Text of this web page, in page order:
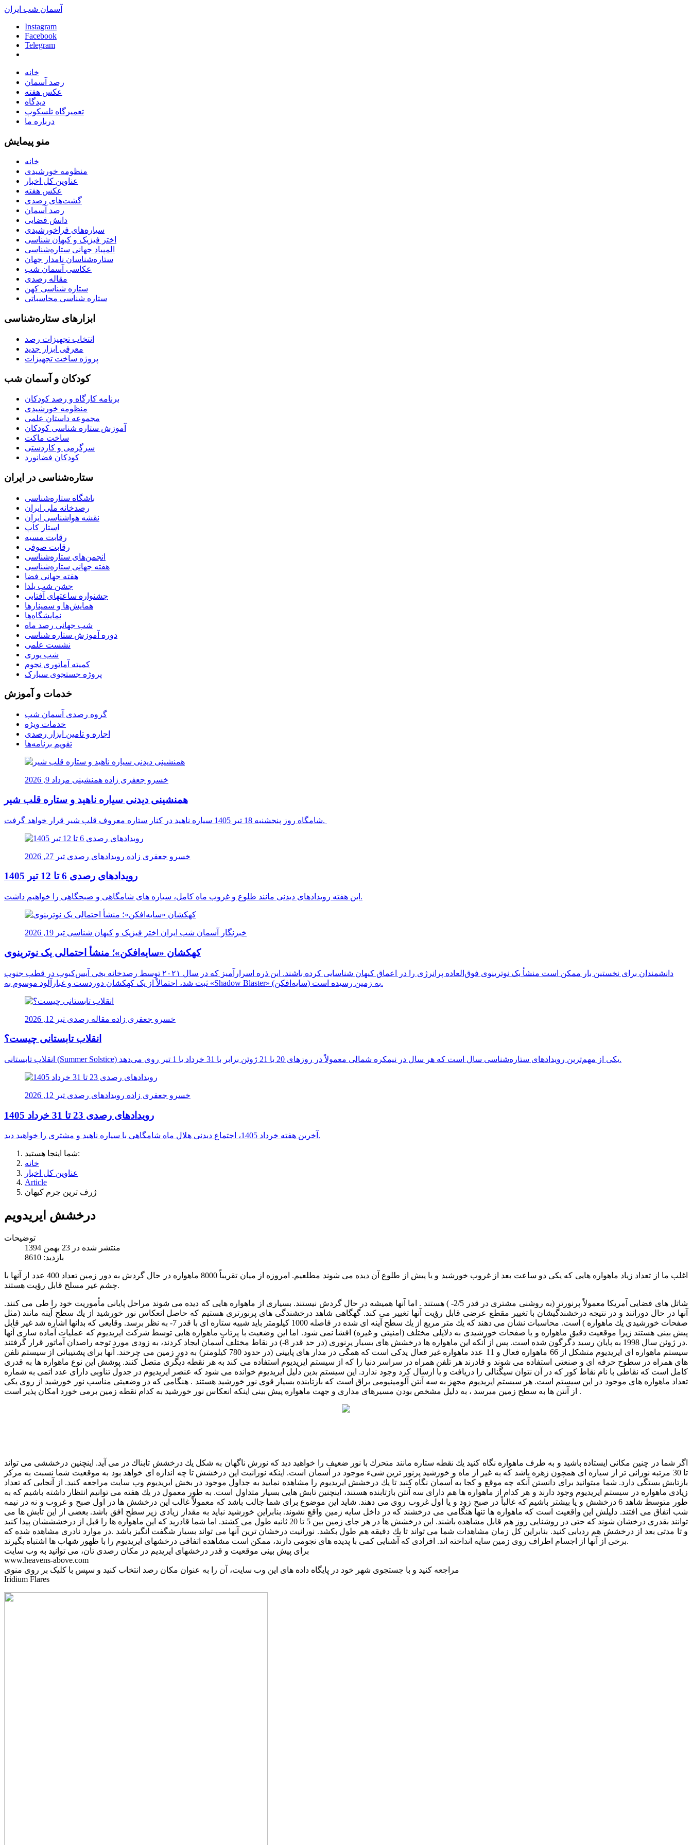
آسمان شب ایران
Instagram
Facebook
Telegram
خانه
رصد آسمان
عکس هفته
دیدگاه
تعمیرگاه تلسکوپ
درباره ما
منو پیمایش
خانه
منظومه خورشیدی
عناوین کل اخبار
عکس هفته
گشت‌های رصدی
رصد آسمان
دانش فضایی
سیاره‌های فراخورشیدی
اختر فیزیک و کیهان شناسی
المپیاد جهانی ستاره‌شناسی
ستاره‌شناسان نامدار جهان
عکاسی آسمان شب
مقاله رصدی
ستاره شناسی کهن
ستاره شناسی محاسباتی
ابزارهای ستاره‌شناسی
انتخاب تجهیزات رصد
معرفی ابزار جدید
پروژه ساخت تجهیزات
کودکان و آسمان شب
برنامه‌ کارگاه و رصد کودکان
منظومه خورشیدی
مجموعه داستان علمی
آموزش ستاره شناسی کودکان
ساخت ماکت
سرگرمی و کاردستی
کودکان فضانورد
ستاره‌شناسی در ایران
باشگاه ستاره‌شناسی
رصدخانه ملی ایران
نقشه هواشناسی ایران
استار کاپ
رقابت مسیه
رقابت صوفی
انجمن‌های ستاره‌شناسی
هفته جهانی ستاره‌شناسی
هفته جهانی فضا
جشن شب یلدا
جشنواره ساعتهای آفتابی
همایش‌ها و سمینارها
نمایشگاه‌ها
شب جهانی رصد ماه
دوره آموزش ستاره شناسی
نشست علمی
شب یوری
کمیته آماتوری نجوم
پروژه جستجوی سیارک
خدمات و آموزش
گروه رصدی آسمان شب
خدمات ویژه
اجاره و تامین ابزار رصدی
تقویم برنامه‌ها
خسرو جعفری زاده همنشینی مرداد 9, 2026
همنشینی دیدنی سیاره ناهید و ستاره قلب شیر
شامگاه روز پنجشنبه 18 تیر 1405 سیاره ناهید در کنار ستاره معروف قلب شیر قرار خواهد گرفت.
خسرو جعفری زاده رویدادهای رصدی تیر 27, 2026
رویدادهای رصدی 6 تا 12 تیر 1405
این هفته رویدادهای دیدنی مانند طلوع و غروب ماه کامل، سیاره های شامگاهی و صبحگاهی را خواهیم داشت.
خبرنگار آسمان شب ایران اختر فیزیک و کیهان شناسی تیر 19, 2026
کهکشان «سایه‌افکن»؛ منشأ احتمالی یک نوترینوی
دانشمندان برای نخستین بار ممکن است منشأ یک نوترینوی فوق‌العاده پرانرژی را در اعماق کیهان شناسایی کرده باشند. این ذره اسرارآمیز که در سال ۲۰۲۱ توسط رصدخانه یخی آیس‌کیوب در قطب جنوب
ثبت شد، احتمالاً از یک کهکشان دوردست و غبارآلود موسوم به «Shadow Blaster» (سایه‌افکن) به زمین رسیده است.
خسرو جعفری زاده مقاله رصدی تیر 12, 2026
انقلاب تابستانی چیست؟
انقلاب تابستانی (Summer Solstice) یکی از مهم‌ترین رویدادهای ستاره‌شناسی سال است که هر سال در نیمکره شمالی معمولاً در روزهای 20 یا 21 ژوئن برابر با 31 خرداد یا 1 تیر روی می‌دهد.
خسرو جعفری زاده رویدادهای رصدی تیر 12, 2026
رویدادهای رصدی 23 تا 31 خرداد 1405
آخرین هفته خرداد 1405، اجتماع دیدنی هلال ماه شامگاهی با سیاره ناهید و مشتری را خواهید دید.
شما اینجا هستید:
خانه
عناوین کل اخبار
Article
ژرف ترین جرم کیهان
درخشش ایریدویم
توضیحات
منتشر شده در 23 بهمن 1394
بازدید: 8610
اغلب ما از تعداد زیاد ماهواره هایی كه یكی دو ساعت بعد از غروب خورشید و یا پیش از طلوع آن دیده می شوند مطلعیم. امروزه از میان تقریباً 8000 ماهواره در حال گردش به دور زمین تعداد 400 عدد از آنها با
چشم غیر مسلح قابل رؤیت هستند.
شاتل های فضایی آمریكا معمولاً پرنورتر (به روشنی مشتری در قدر 2/5- ) هستند . اما آنها همیشه در حال گردش نیستند. بسیاری از ماهواره هایی كه دیده می شوند مراحل پایانی مأموریت خود را طی می كنند.
آنها در حال دورانند و در نتیجه درخشندگیشان با تغییر مقطع عرضی قابل رؤیت آنها تغییر می كند. گهگاهی شاهد درخشندگی های پرنورتری هستیم كه حاصل انعكاس نور خورشید از یك سطح آینه مانند (مثل
صفحات خورشیدی یك ماهواره ) است. محاسبات نشان می دهند كه یك متر مربع از یك سطح آینه ای شده در فاصله 1000 كیلومتر باید شبیه ستاره ای با قدر 7- به نظر برسد. وقایعی كه بدانها اشاره شد غیر قابل
پیش بینی هستند زیرا موقعیت دقیق ماهواره و یا صفحات خورشیدی به دلایلی مختلف (امنیتی و غیره) افشا نمی شود. اما این وضعیت با پرتاب ماهواره هایی توسط شركت ایریدیوم كه عملیات آماده سازی آنها
در ژوئن سال 1998 به پایان رسید دگرگون شده است. پس از آنكه این ماهواره ها درخشش های بسیار پرنوری (در حد قدر 8-) در نقاط مختلف آسمان ایجاد كردند، به زودی مورد توجه راصدان آماتور قرار گرفتند.
سیستم ماهواره ای ایریدیوم متشكل از 66 ماهواره فعال و 11 عدد ماهواره غیر فعال یدكی است كه همگی در مدار های پایینی (در حدود 780 کیلومتر) به دور زمین می چرخند. آنها برای پشتیبانی از سیستم تلفن
های همراه در سطوح حرفه ای و صنعتی استفاده می شوند و قادرند هر تلفن همراه در سراسر دنیا را كه از سیستم ایریدیوم استفاده می كند به هر نقطه دیگری متصل كنند. پوشش این نوع ماهواره ها به قدری
كامل است كه نقاطی با نام نقاط كور كه در آن نتوان سیگنالی را دریافت و یا ارسال كرد وجود ندارد. این سیستم بدین دلیل ایریدیوم خوانده می شود كه عنصر ایریدیوم در جدول تناوبی دارای عدد اتمی به شماره
تعداد ماهواره های موجود در این سیستم است. هر سیستم ایریدیوم مجهز به سه آنتن آلومینیومی براق است كه بازتابنده بسیار قوی نور خورشید هستند . هنگامی كه در وضعیتی مناسب نور خورشید از روی یكی
از آنتن ها به سطح زمین میرسد ، به دلیل مشخص بودن مسیرهای مداری و جهت ماهواره پیش بینی اینكه انعكاس نور خورشید به كدام نقطه زمین برمی خورد امكان پذیر است .
اگر شما در چنین مكانی ایستاده باشید و به طرف ماهواره نگاه كنید یك نقطه ستاره مانند متحرك با نور ضعیف را خواهید دید كه نورش ناگهان به شكل یك درخشش تابناك در می آید. اینچنین درخششی می تواند
تا 30 مرتبه نورانی تر از سیاره ای همچون زهره باشد كه به غیر از ماه و خورشید پرنور ترین شیء موجود در آسمان است. اینكه نورانیت این درخشش تا چه اندازه ای خواهد بود به موقعیت شما نسبت به مركز
بازتابش بستگی دارد. شما میتوانید برای دانستن آنكه چه موقع و كجا به آسمان نگاه كنید تا یك درخشش ایریدیوم را مشاهده نمایید به جداول موجود در بخش ایریدیوم وب سایت مراجعه كنید. از آنجایی كه تعداد
زیادی ماهواره در سیستم ایریدیوم وجود دارند و هر كدام از ماهواره ها هم دارای سه آنتن بازتابنده هستند، اینچنین تابش هایی بسیار متداول است. به طور معمول در یك هفته می توانیم انتظار داشته باشیم كه به
طور متوسط شاهد 6 درخشش و یا بیشتر باشیم كه غالباً در صبح زود و یا اول غروب روی می دهند. شاید این موضوع برای شما جالب باشد كه معمولاً غالب این درخشش ها در اول صبح و غروب و نه در نیمه
شب اتفاق می افتند. دلیلش این واقعیت است كه ماهواره ها تنها هنگامی می درخشند كه در داخل سایه زمین واقع نشوند. بنابراین خورشید نباید به مقدار زیادی زیر سطح افق باشد. بعضی از این تابش ها می
توانند بقدری درخشان شوند كه حتی در روشنایی روز هم قابل مشاهده باشند. این درخشش ها در هر جای زمین بین 5 تا 20 ثانیه طول می كشند. اما شما قادرید كه این ماهواره ها را قبل از درخشششان پیدا كنید
و تا مدتی بعد از درخشش هم ردیابی كنید. بنابراین كل زمان مشاهدات شما می تواند تا یك دقیقه هم طول بكشد. نورانیت درخشان ترین آنها می تواند بسیار شگفت انگیز باشد .در موارد نادری مشاهده شده كه
برخی از آنها از اجسام اطراف روی زمین سایه انداخته اند. افرادی که آشنایی کمی با پدیده های نجومی دارند، ممکن است مشاهده اتفاقی درخشهای ایریدیوم را با ظهور شهاب ها اشتباه بگیرند.
برای پیش بینی موقعیت و قدر درخشهای ایریدیم در مکان رصدی تان، می توانید به وب سایت
www.heavens-above.com
مراجعه کنید و با جستجوی شهر خود در پایگاه داده های این وب سایت، آن را به عنوان مکان رصد انتخاب کنید و سپس با کلیک بر روی منوی
Iridium Flares